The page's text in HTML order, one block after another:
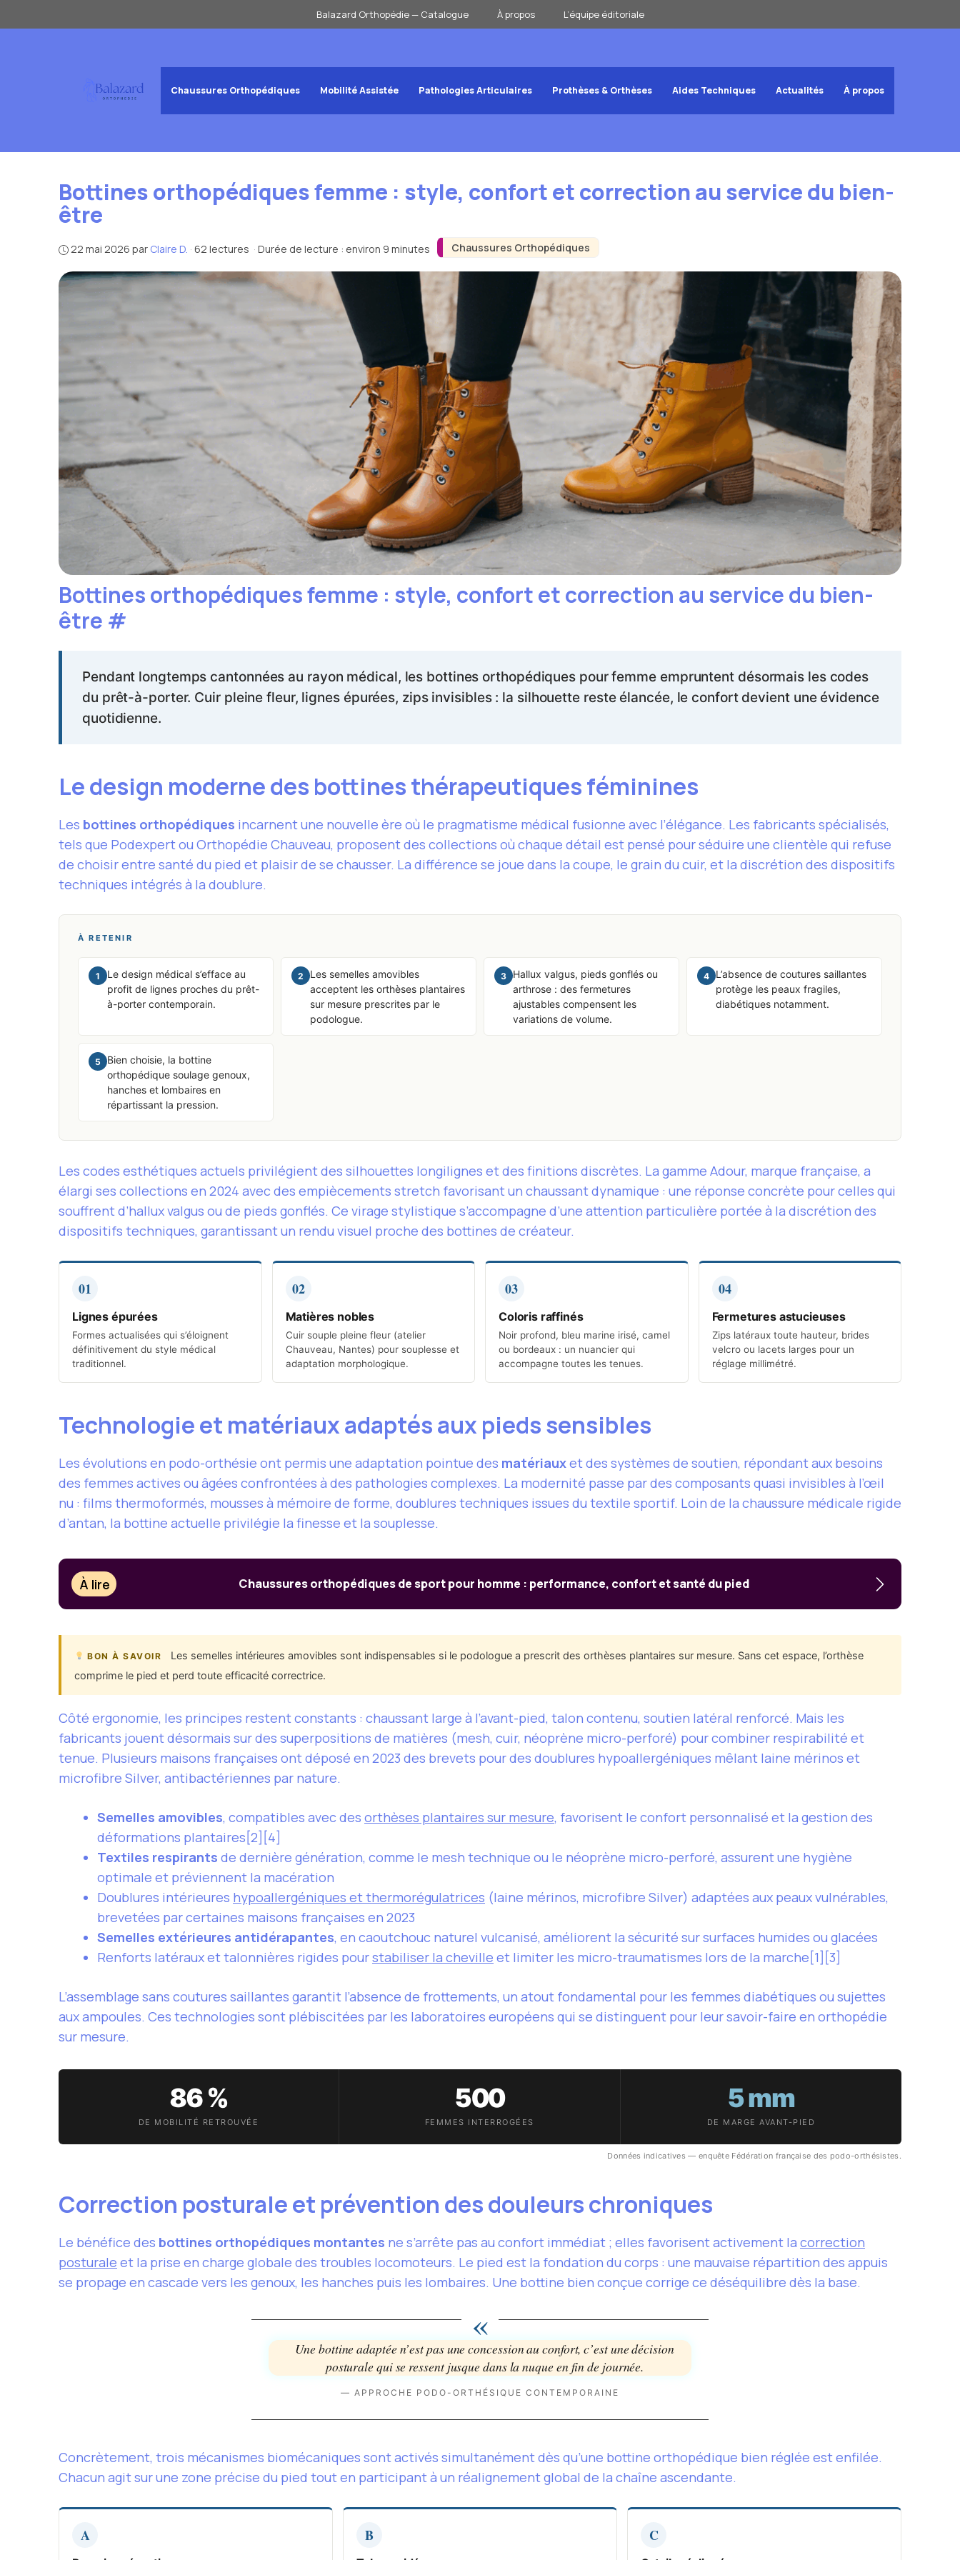
au
Balazard Orthopédie — Catalogue À propos L’équipe éditoriale
Chaussures Orthopédiques Mobilité Assistée Pathologies Articulaires Prothèses & Orthèses Aides Techniques Actualités À propos
Chaussures Orthopédiques
Bottines orthopédiques femme : style, confort et correction au service du bien-
être
22 mai 2026 par Claire D. · 62 lectures · Durée de lecture : environ 9 minutes
Bottines orthopédiques femme : style, confort et correction au service du bien-
être #
Pendant longtemps cantonnées au rayon médical, les bottines orthopédiques pour femme empruntent désormais les codes
du prêt-à-porter. Cuir pleine fleur, lignes épurées, zips invisibles : la silhouette reste élancée, le confort devient une évidence
quotidienne.
Le design moderne des bottines thérapeutiques féminines
Les bottines orthopédiques incarnent une nouvelle ère où le pragmatisme médical fusionne avec l’élégance. Les fabricants spécialisés,
tels que Podexpert ou Orthopédie Chauveau, proposent des collections où chaque détail est pensé pour séduire une clientèle qui refuse
de choisir entre santé du pied et plaisir de se chausser. La différence se joue dans la coupe, le grain du cuir, et la discrétion des dispositifs
techniques intégrés à la doublure.
À RETENIR
1
Le design médical s’efface au
profit de lignes proches du prêt-
à-porter contemporain.
2
Les semelles amovibles
acceptent les orthèses plantaires
sur mesure prescrites par le
podologue.
3
Hallux valgus, pieds gonflés ou
arthrose : des fermetures
ajustables compensent les
variations de volume.
4
L’absence de coutures saillantes
protège les peaux fragiles,
diabétiques notamment.
5
Bien choisie, la bottine
orthopédique soulage genoux,
hanches et lombaires en
répartissant la pression.
Les codes esthétiques actuels privilégient des silhouettes longilignes et des finitions discrètes. La gamme Adour, marque française, a
élargi ses collections en 2024 avec des empiècements stretch favorisant un chaussant dynamique : une réponse concrète pour celles qui
souffrent d’hallux valgus ou de pieds gonflés. Ce virage stylistique s’accompagne d’une attention particulière portée à la discrétion des
dispositifs techniques, garantissant un rendu visuel proche des bottines de créateur.
01
Lignes épurées
Formes actualisées qui s’éloignent
définitivement du style médical
traditionnel.
02
Matières nobles
Cuir souple pleine fleur (atelier
Chauveau, Nantes) pour souplesse et
adaptation morphologique.
03
Coloris raffinés
Noir profond, bleu marine irisé, camel
ou bordeaux : un nuancier qui
accompagne toutes les tenues.
04
Fermetures astucieuses
Zips latéraux toute hauteur, brides
velcro ou lacets larges pour un
réglage millimétré.
Technologie et matériaux adaptés aux pieds sensibles
Les évolutions en podo-orthésie ont permis une adaptation pointue des matériauxet des systèmes de soutien, répondant aux besoins
des femmes actives ou âgées confrontées à des pathologies complexes. La modernité passe par des composants quasi invisibles à l’œil
nu : films thermoformés, mousses à mémoire de forme, doublures techniques issues du textile sportif. Loin de la chaussure médicale rigide
d’antan, la bottine actuelle privilégie la finesse et la souplesse.
À lire Chaussures orthopédiques de sport pour homme : performance, confort et santé du pied
BON À SAVOIR
Les semelles intérieures amovibles sont indispensables si le podologue a prescrit des orthèses plantaires sur mesure. Sans cet espace, l’orthèse
comprime le pied et perd toute efficacité correctrice.
Côté ergonomie, les principes restent constants : chaussant large à l’avant-pied, talon contenu, soutien latéral renforcé. Mais les
fabricants jouent désormais sur des superpositions de matières (mesh, cuir, néoprène micro-perforé) pour combiner respirabilité et
tenue. Plusieurs maisons françaises ont déposé en 2023 des brevets pour des doublures hypoallergéniques mêlant laine mérinos et
microfibre Silver, antibactériennes par nature.
Semelles amovibles, compatibles avec des orthèses plantaires sur mesure, favorisent le confort personnalisé et la gestion des
déformations plantaires[2][4]
Textiles respirants de dernière génération, comme le mesh technique ou le néoprène micro-perforé, assurent une hygiène
optimale et préviennent la macération
Doublures intérieures hypoallergéniques et thermorégulatrices (laine mérinos, microfibre Silver) adaptées aux peaux vulnérables,
brevetées par certaines maisons françaises en 2023
Semelles extérieures antidérapantes, en caoutchouc naturel vulcanisé, améliorent la sécurité sur surfaces humides ou glacées
Renforts latéraux et talonnières rigides pourstabiliser la cheville et limiter les micro-traumatismes lors de la marche[1][3]
L’assemblage sans coutures saillantes garantit l’absence de frottements, un atout fondamental pour les femmes diabétiques ou sujettes
aux ampoules. Ces technologies sont plébiscitées par les laboratoires européens qui se distinguent pour leur savoir-faire en orthopédie
sur mesure.
86 %
DE MOBILITÉ RETROUVÉE
500
FEMMES INTERROGÉES
5 mm
DE MARGE AVANT-PIED
Données indicatives — enquête Fédération française des podo-orthésistes.
Correction posturale et prévention des douleurs chroniques
Le bénéfice des bottines orthopédiques montantes ne s’arrête pas au confort immédiat ; elles favorisent activement la correction
posturale et la prise en charge globale des troubles locomoteurs. Le pied est la fondation du corps : une mauvaise répartition des appuis
se propage en cascade vers les genoux, les hanches puis les lombaires. Une bottine bien conçue corrige ce déséquilibre dès la base.
«
Une bottine adaptée n’est pas une concession au confort, c’est une décision
posturale qui se ressent jusque dans la nuque en fin de journée.
— APPROCHE PODO-ORTHÉSIQUE CONTEMPORAINE
Concrètement, trois mécanismes biomécaniques sont activés simultanément dès qu’une bottine orthopédique bien réglée est enfilée.
Chacun agit sur une zone précise du pied tout en participant à un réalignement global de la chaîne ascendante.
A B C